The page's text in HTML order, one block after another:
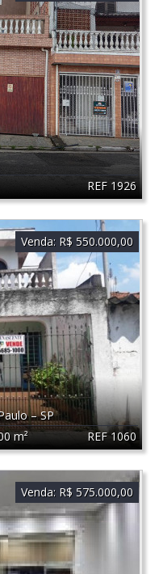
REF 1926
REF 1060
–SP
m²
Venda: R$ 550.000,00
Venda: R$ 575.000,00